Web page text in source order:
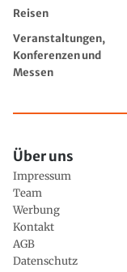
Reisen
Veranstaltungen,
Konferenzen und
Messen
Über uns
Impressum
Team
Werbung
Kontakt
AGB
Datenschutz